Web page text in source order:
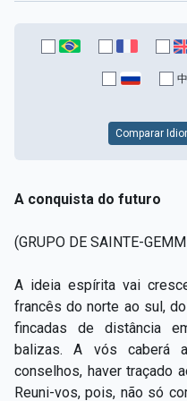
Comparar
A conquista do futuro
(GRUPO DE SAINTE-
A ideia espírita vai
francês do norte ao sul,
fincadas de distância
balizas. A vós caberá
conselhos, haver traçado
Reuni-vos, pois, não só